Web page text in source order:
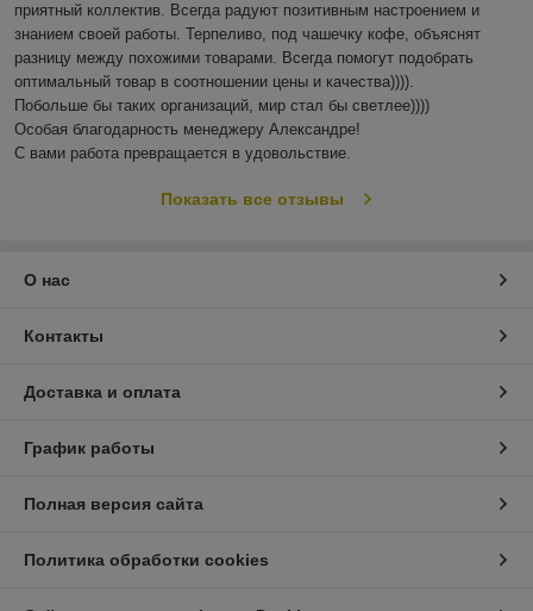
приятный коллектив. Всегда радуют позитивным настроением и
знанием своей работы. Терпеливо, под чашечку кофе, объяснят
разницу между похожими товарами. Всегда помогут подобрать
оптимальный товар в соотношении цены и качества)))).
Побольше бы таких организаций, мир стал бы светлее))))
Особая благодарность менеджеру Александре!
С вами работа превращается в удовольствие.
Показать все отзывы
О нас
Контакты
Доставка и оплата
График работы
Полная версия сайта
Политика обработки cookies